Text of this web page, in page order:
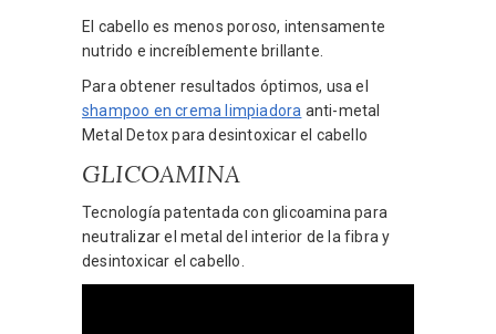
El cabello es menos poroso, intensamente
nutrido e increíblemente brillante.
Para obtener resultados óptimos, usa el
shampoo en crema limpiadora anti-metal
Metal Detox para desintoxicar el cabello
GLICOAMINA
Tecnología patentada con glicoamina para
neutralizar el metal del interior de la fibra y
desintoxicar el cabello.